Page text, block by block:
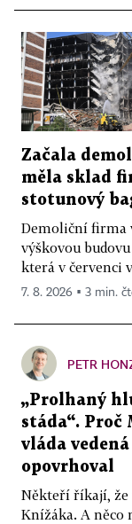
Začala
měla sklad
stotunový
Demoliční firma
výškovou
která v červenci
7. 8. 2026 ▪ 3 min.
PETR
„Prolhaný
stáda“. Proč
vláda
opovrhoval
Někteří říkají, že
Knížáka. A něco